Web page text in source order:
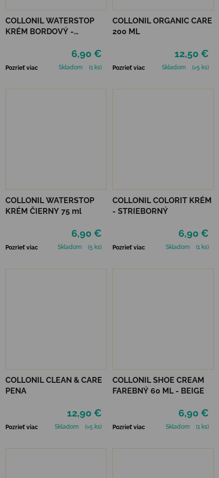
COLLONIL WATERSTOP
KRÉM BORDOVÝ -
6,90 €
Pozrieť viac Skladom (1 ks)
COLLONIL ORGANIC CARE
200 ML
12,50 €
Pozrieť viac Skladom (>5 ks)
COLLONIL WATERSTOP
KRÉM ČIERNY 75 ml
6,90 €
Pozrieť viac Skladom (5 ks)
COLLONIL COLORIT KRÉM
- STRIEBORNÝ
6,90 €
Pozrieť viac Skladom (1 ks)
COLLONIL CLEAN & CARE
PENA
12,90 €
Pozrieť viac Skladom (>5 ks)
COLLONIL SHOE CREAM
FAREBNÝ 60 ML - BEIGE
6,90 €
Pozrieť viac Skladom (1 ks)